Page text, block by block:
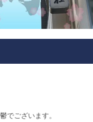
でございます。